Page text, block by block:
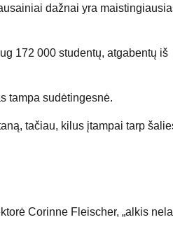
dažnai yra
172 000 studentų, atgabentų iš
tampa sudėtingesnė.
tačiau, kilus įtampai tarp
Corinne Fleischer, „alkis